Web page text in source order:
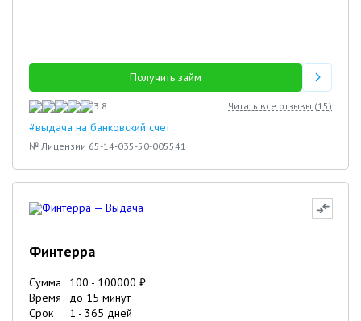
Получить займ
3.8 Читать все отзывы (15)
#выдача на банковский счет
№ Лицензии 65-14-035-50-005541
Финтерра
Сумма 100 - 100000 ₽
Время
до 15 минут
Срок
1 - 365 дней